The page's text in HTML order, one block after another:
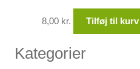
8,00 kr. Tilføj til kurv
Kategorier